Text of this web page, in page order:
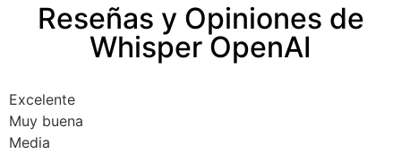
Reseñas y Opiniones de
Whisper OpenAI
Excelente
Muy buena
Media